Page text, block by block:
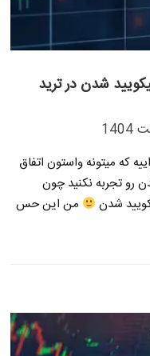
شدن در ترید
که میتونه واستون اتفاق
رو تجربه نکنید چون
شدن
من این حس